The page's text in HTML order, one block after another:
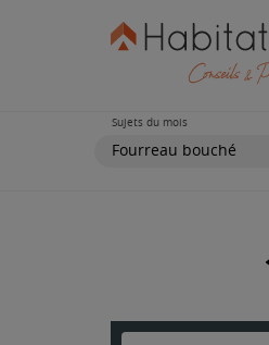
Sujets du mois
Fourreau bouché